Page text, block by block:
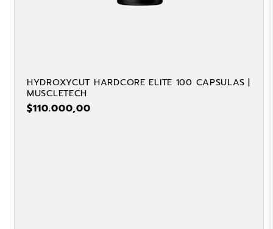
HYDROXYCUT HARDCORE ELITE 100 CAPSULAS |
MUSCLETECH
PRECIO
$110.000,00